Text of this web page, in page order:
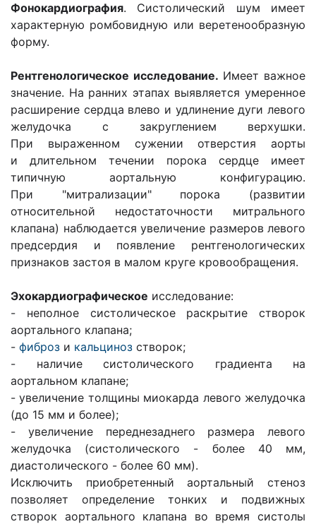
Фонокардиография. Систолический шум имеет
характерную ром­бовидную или веретенообразную
форму.
Рентгенологическое исследование. Имеет важное
значение. На ранних этапах выявляется умеренное
расширение сердца влево и удлинение дуги левого
желудочка с закруглением верхушки.
При выраженном сужении отверстия аорты
и длительном течении порока сердце имеет
типичную аортальную конфигурацию.
При "митрализации" порока (развитии
относительной недостаточности митрального
клапана) наблюдается увеличение размеров левого
предсердия и появление рентгенологических
признаков застоя в малом круге кровообращения.
Эхокардиографическое исследование:
- неполное систолическое раскрытие створок
аортального клапана;
- фиброз и кальциноз створок;
- наличие систолического градиента на
аортальном клапане;
- увеличение толщины миокарда левого желудочка
(до 15 мм и более);
- увеличение переднезаднего размера левого
желудочка (систолического - более 40 мм,
диастолического - более 60 мм).
Исключить приобретенный аортальный стеноз
позволяет определение тонких и подвижных
створок аортального клапана во время систолы